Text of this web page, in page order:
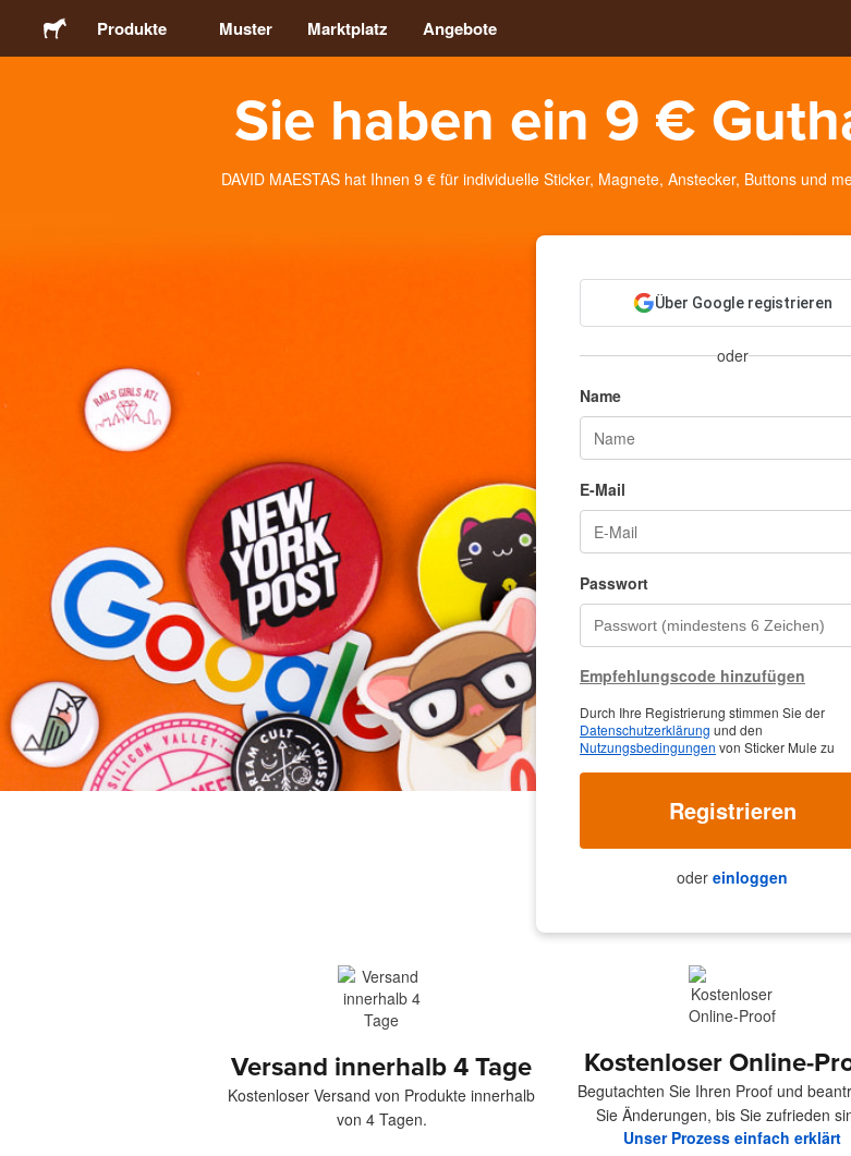
Produkte
Verpackung
Kleidung
Acrylprodukte
Mehr Produkte
Muster
Muster Marktplatz Angebote
Sie haben ein 9 €
DAVID MAESTAS hat Ihnen 9 € für individuelle Sticker, Magnete, Anstecker, Buttons und
Über Google registrieren
oder
Name
E-Mail
Passwort
Empfehlungscode hinzufügen
Durch Ihre Registrierung stimmen Sie der
Datenschutzerklärung und den
Nutzungsbedingungen von Sticker Mule zu
Registrieren
oder einloggen
Versand innerhalb 4 Tage
Kostenloser Versand von Produkte innerhalb
von 4 Tagen.
Kostenloser Online-
Begutachten Sie Ihren Proof und
Sie Änderungen, bis Sie zufrieden
Unser Prozess einfach erklärt